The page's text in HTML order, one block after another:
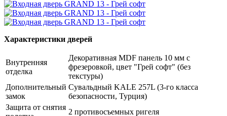
Характеристики дверей
Внутренняя
отделка
Декоративная MDF панель 10 мм с
фрезеровкой, цвет "Грей софт" (без
текстуры)
Дополнительный
замок
Сувальдный KALE 257L (3-го класса
безопасности, Турция)
Защита от снятия
2 противосъемных ригеля